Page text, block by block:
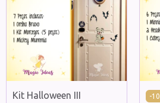
Kit Halloween III -10